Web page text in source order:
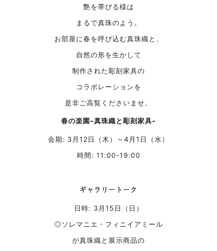
艶を帯びる様は
まるで真珠のよう。
お部屋に春を呼び込む真珠織と、
自然の形を生かして
制作された彫刻家具の
コラボレーションを
是非ご高覧くださいませ。
春の楽園-真珠織と彫刻家具-
会期: 3月12日（木）～4月1日（水）
時間: 11:00-19:00
ギャラリートーク
日時: 3月15日（日）
◎ソレマニエ・フィニイアミール
が真珠織と展示商品の